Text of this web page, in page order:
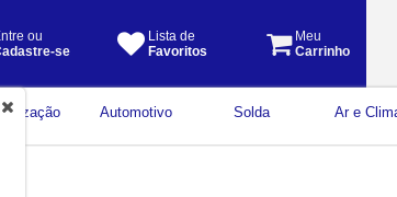
ou
se
Lista de
Favoritos
Meu
Carrinho
Automotivo Solda Ar e